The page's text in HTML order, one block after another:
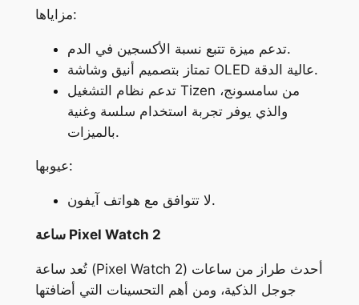
مزاياها:
تدعم ميزة تتبع نسبة الأكسجين في الدم.
تمتاز بتصميم أنيق وشاشة OLED عالية الدقة.
تدعم نظام التشغيل Tizen من سامسونج،
والذي يوفر تجربة استخدام سلسة وغنية
بالميزات.
عيوبها:
لا تتوافق مع هواتف آيفون.
ساعة Pixel Watch 2
تُعد ساعة (Pixel Watch 2) أحدث طراز من ساعات
جوجل الذكية، ومن أهم التحسينات التي أضافتها